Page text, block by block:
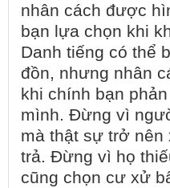
nhân cách được
bạn lựa chọn khi
Danh tiếng có thể
đồn, nhưng nhân
khi chính bạn
mình. Đừng vì
mà thật sự trở nên
trả. Đừng vì họ
cũng chọn cư xử